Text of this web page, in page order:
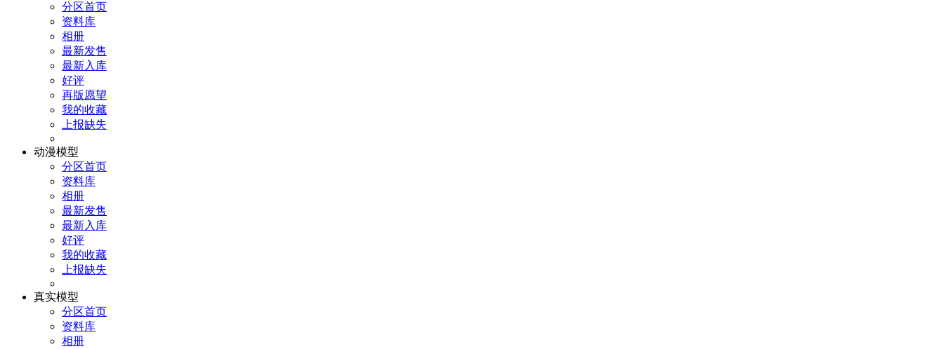
分区首页
资料库
相册
最新发售
最新入库
好评
再版愿望
我的收藏
上报缺失
动漫模型
分区首页
资料库
相册
最新发售
最新入库
好评
我的收藏
上报缺失
真实模型
分区首页
资料库
相册